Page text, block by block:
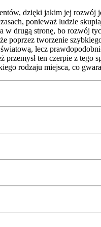
dzięki jakim jej
ponieważ ludzie
w drugą stronę, bo rozwój
poprzez tworzenie
lecz
ten czerpie z
rodzaju miejsca, co